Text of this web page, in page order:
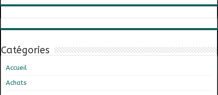
Catégories
Accueil
Achats